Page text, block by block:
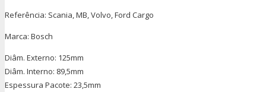
Referência: Scania, MB, Volvo, Ford Cargo
Marca: Bosch
Diâm. Externo: 125mm
Diâm. Interno: 89,5mm
Espessura Pacote: 23,5mm